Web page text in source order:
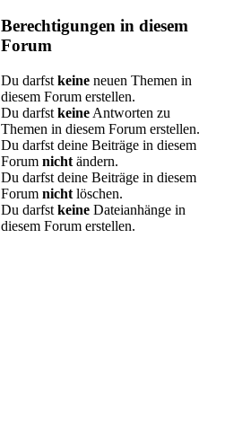
Berechtigungen in diesem
Forum
Du darfst keine neuen Themen in
diesem Forum erstellen.
Du darfst keine Antworten zu
Themen in diesem Forum erstellen.
Du darfst deine Beiträge in diesem
Forum nicht ändern.
Du darfst deine Beiträge in diesem
Forum nicht löschen.
Du darfst keine Dateianhänge in
diesem Forum erstellen.